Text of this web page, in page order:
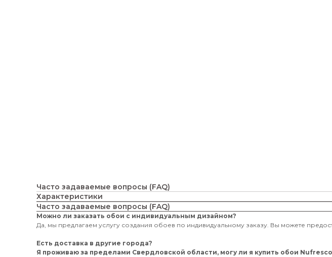
Часто задаваемые вопросы (FAQ)
Характеристики
Часто задаваемые вопросы (FAQ)
Можно ли заказать обои с индивидуальным дизайном?
Да, мы предлагаем услугу создания обоев по индивидуальному заказу. Вы можете
Есть доставка в другие города?
Я проживаю за пределами Свердловской области, могу ли я купить обои